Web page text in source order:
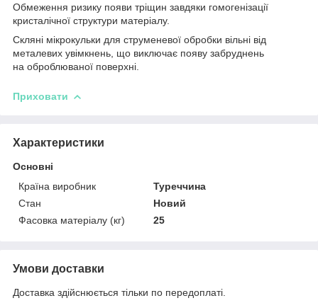
Обмеження ризику появи тріщин завдяки гомогенізації
кристалічної структури матеріалу.
Скляні мікрокульки для струменевої обробки вільні від
металевих увімкнень, що виключає появу забруднень
на оброблюваної поверхні.
Приховати
Характеристики
Основні
Країна виробник
Туреччина
Стан
Новий
Фасовка матеріалу (кг)
25
Умови доставки
Доставка здійснюється тільки по передоплаті.